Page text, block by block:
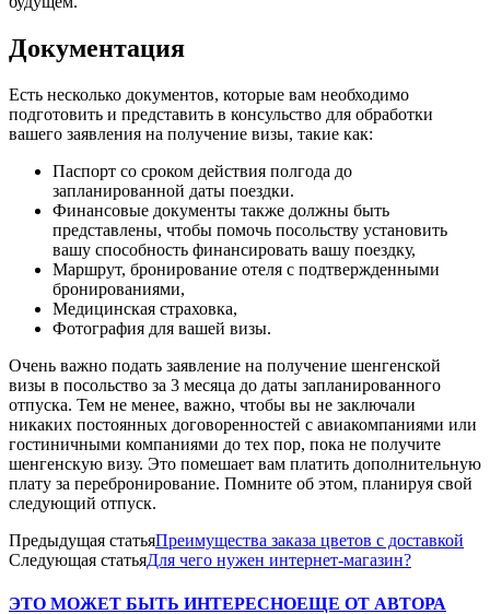
Документация
Есть несколько документов, которые вам необходимо
подготовить и представить в консульство для обработки
вашего заявления на получение визы, такие как:
Паспорт со сроком действия полгода до
запланированной даты поездки.
Финансовые документы также должны быть
представлены, чтобы помочь посольству установить
вашу способность финансировать вашу поездку,
Маршрут, бронирование отеля с подтвержденными
бронированиями,
Медицинская страховка,
Фотография для вашей визы.
Очень важно подать заявление на получение шенгенской
визы в посольство за 3 месяца до даты запланированного
отпуска. Тем не менее, важно, чтобы вы не заключали
никаких постоянных договоренностей с авиакомпаниями или
гостиничными компаниями до тех пор, пока не получите
шенгенскую визу. Это помешает вам платить дополнительную
плату за перебронирование. Помните об этом, планируя свой
следующий отпуск.
Предыдущая статьяПреимущества заказа цветов с доставкой
Следующая статьяДля чего нужен интернет-магазин?
ЭТО МОЖЕТ БЫТЬ ИНТЕРЕСНОЕЩЕ ОТ АВТОРА